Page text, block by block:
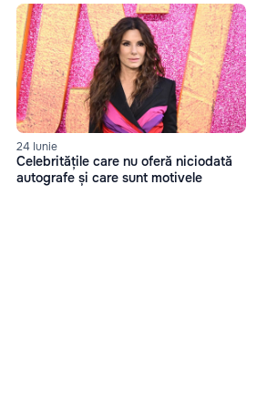
24 Iunie
Celebritățile care nu oferă niciodată
autografe și care sunt motivele